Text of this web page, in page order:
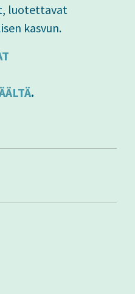
luotettavat
kasvun.
.